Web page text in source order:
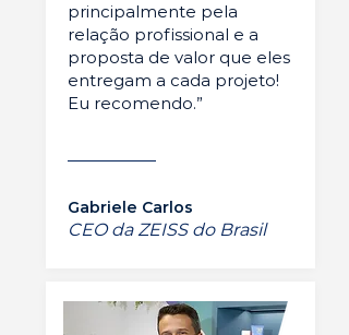
principalmente pela
relação profissional e a
proposta de valor que eles
entregam a cada projeto!
Eu recomendo.”
Gabriele Carlos
CEO da ZEISS do Brasil